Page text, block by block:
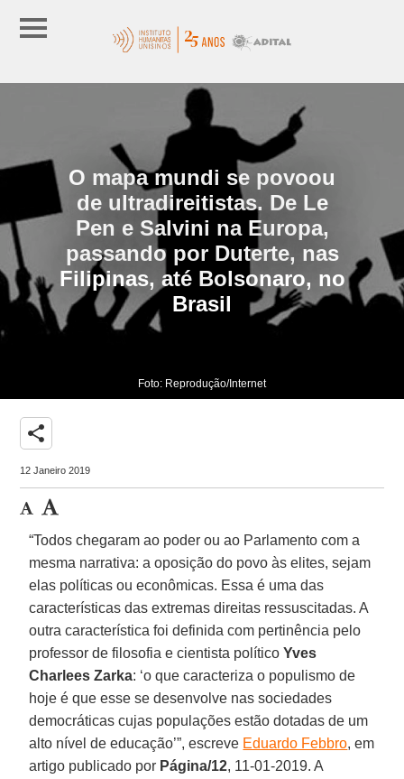
O mapa mundi se povoou
de ultradireitistas. De Le
Pen e Salvini na Europa,
passando por Duterte, nas
Filipinas, até Bolsonaro, no
Brasil
Foto: Reprodução/Internet
share
12 Janeiro 2019
“Todos chegaram ao poder ou ao Parlamento com a
mesma narrativa: a oposição do povo às elites, sejam
elas políticas ou econômicas. Essa é uma das
características das extremas direitas ressuscitadas. A
outra característica foi definida com pertinência pelo
professor de filosofia e cientista políticoYves
Charlees Zarka: ‘o que caracteriza o populismo de
hoje é que esse se desenvolve nas sociedades
democráticas cujas populações estão dotadas de um
alto nível de educação’”, escreve Eduardo Febbro, em
artigo publicado por Página/12, 11-01-2019. A